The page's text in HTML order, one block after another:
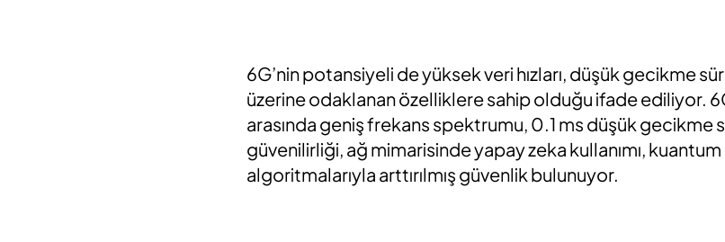
6G’nin potansiyeli de yüksek veri hızları, düşük gecikme
üzerine odaklanan özelliklere sahip olduğu ifade ediliyor.
arasında geniş frekans spektrumu, 0.1 ms düşük gecikme
güvenilirliği, ağ mimarisinde yapay zeka kullanımı,
algoritmalarıyla arttırılmış güvenlik bulunuyor.